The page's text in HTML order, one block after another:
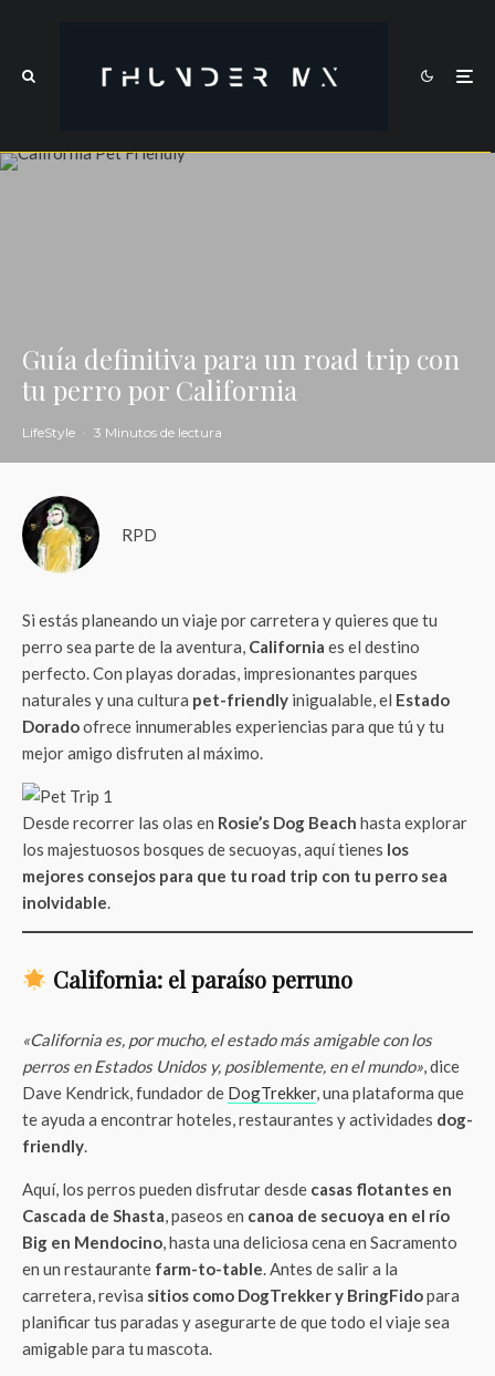
Guía definitiva para un road trip con
tu perro por California
LifeStyle · 3 Minutos de lectura
RPD
Si estás planeando un viaje por carretera y quieres que tu
perro sea parte de la aventura, California es el destino
perfecto. Con playas doradas, impresionantes parques
naturales y una cultura pet-friendly inigualable, el Estado
Doradoofrece innumerables experiencias para que tú y tu
mejor amigo disfruten al máximo.
Desde recorrer las olas en Rosie’s Dog Beach hasta explorar
los majestuosos bosques de secuoyas, aquí tienes los
mejores consejos para que tu road trip con tu perro sea
inolvidable.
California: el paraíso perruno
«California es, por mucho, el estado más amigable con los
perros en Estados Unidos y, posiblemente, en el mundo», dice
Dave Kendrick, fundador de DogTrekker, una plataforma que
te ayuda a encontrar hoteles, restaurantes y actividades dog-
friendly.
Aquí, los perros pueden disfrutar desde casas flotantes en
Cascada de Shasta, paseos en canoa de secuoya en el río
Big en Mendocino, hasta una deliciosa cena en Sacramento
en un restaurante farm-to-table. Antes de salir a la
carretera, revisa sitios como DogTrekker y BringFidopara
planificar tus paradas y asegurarte de que todo el viaje sea
amigable para tu mascota.